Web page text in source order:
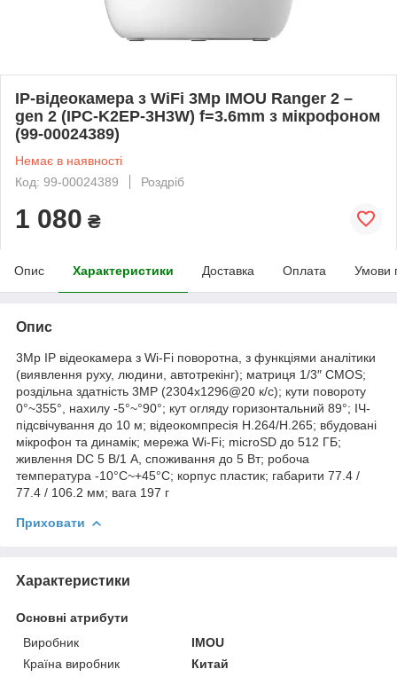
IP-відеокамера з WiFi 3Mp IMOU Ranger 2 –
gen 2 (IPC-K2EP-3H3W) f=3.6mm з мікрофоном
(99-00024389)
Немає в наявності
Код: 99-00024389
Роздріб
1 080 ₴
Опис Характеристики Доставка Оплата Умови
Опис
3Mp IP відеокамера з Wi-Fi поворотна, з функціями аналітики
(виявлення руху, людини, автотрекінг); матриця 1/3″ CMOS;
роздільна здатність 3MP (2304x1296@20 к/с); кути повороту
0°~355°, нахилу -5°~°90°; кут огляду горизонтальний 89°; ІЧ-
підсвічування до 10 м; відеокомпресія H.264/H.265; вбудовані
мікрофон та динамік; мережа Wi-Fi; microSD до 512 ГБ;
живлення DC 5 В/1 А, споживання до 5 Вт; робоча
температура -10°C~+45°C; корпус пластик; габарити 77.4 /
77.4 / 106.2 мм; вага 197 г
Приховати
Характеристики
Основні атрибути
Виробник
IMOU
Країна виробник
Китай